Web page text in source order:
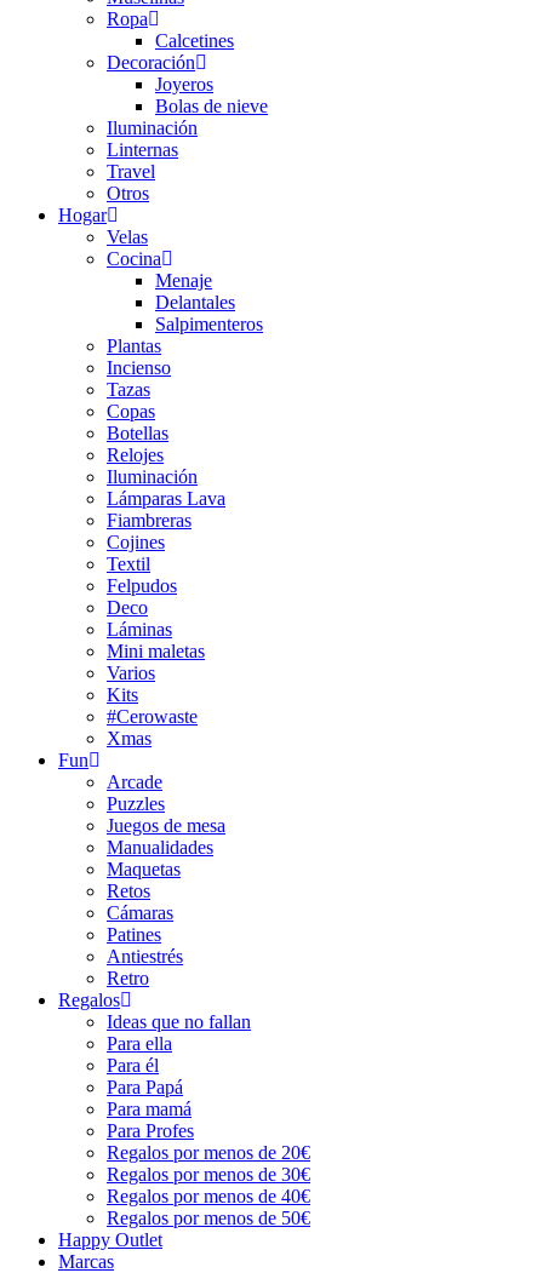
Ropa
Calcetines
Decoración
Joyeros
Bolas de nieve
Iluminación
Linternas
Travel
Otros
Hogar
Velas
Cocina
Menaje
Delantales
Salpimenteros
Plantas
Incienso
Tazas
Copas
Botellas
Relojes
Iluminación
Lámparas Lava
Fiambreras
Cojines
Textil
Felpudos
Deco
Láminas
Mini maletas
Varios
Kits
#Cerowaste
Xmas
Fun
Arcade
Puzzles
Juegos de mesa
Manualidades
Maquetas
Retos
Cámaras
Patines
Antiestrés
Retro
Regalos
Ideas que no fallan
Para ella
Para él
Para Papá
Para mamá
Para Profes
Regalos por menos de 20€
Regalos por menos de 30€
Regalos por menos de 40€
Regalos por menos de 50€
Happy Outlet
Marcas